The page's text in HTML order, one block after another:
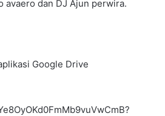
avaero dan DJ Ajun perwira.
Google Drive